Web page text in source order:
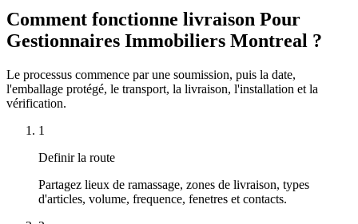
Comment fonctionne livraison Pour
Gestionnaires Immobiliers Montreal ?
Le processus commence par une soumission, puis la date,
l'emballage protégé, le transport, la livraison, l'installation et la
vérification.
1
Definir la route
Partagez lieux de ramassage, zones de livraison, types
d'articles, volume, frequence, fenetres et contacts.